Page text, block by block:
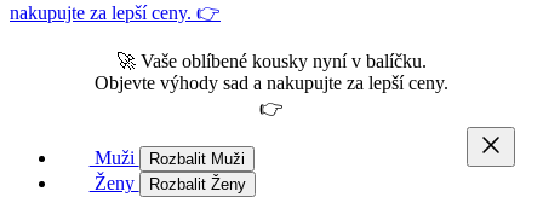
nakupujte za lepší ceny. 👉
🚀 Vaše oblíbené kousky nyní v balíčku.
Objevte výhody sad a nakupujte za lepší ceny.
👉
Muži Rozbalit Muži
Ženy Rozbalit Ženy